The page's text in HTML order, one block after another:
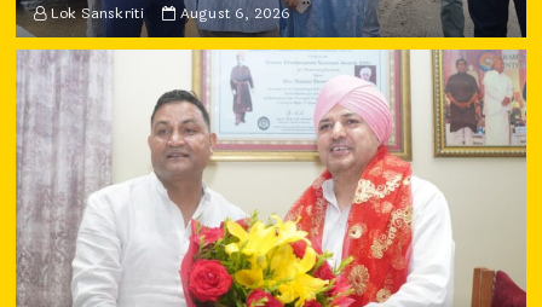
Lok Sanskriti August 6, 2026